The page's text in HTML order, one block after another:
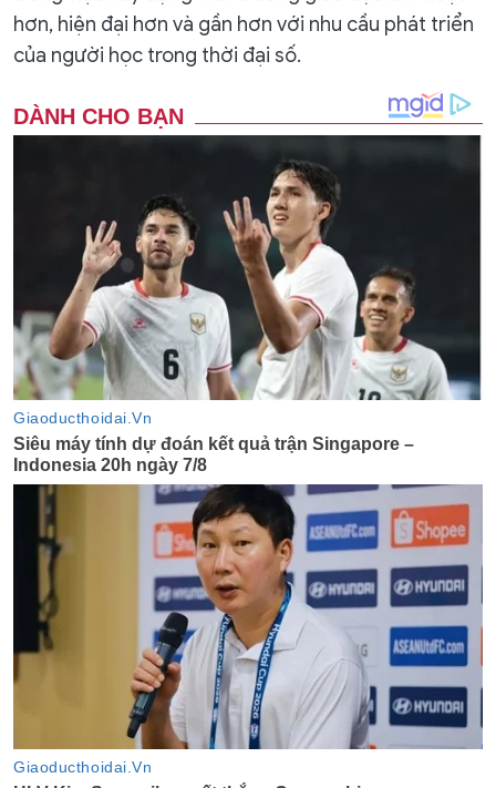
hơn, hiện đại hơn và gần hơn với nhu cầu phát triển
của người học trong thời đại số.